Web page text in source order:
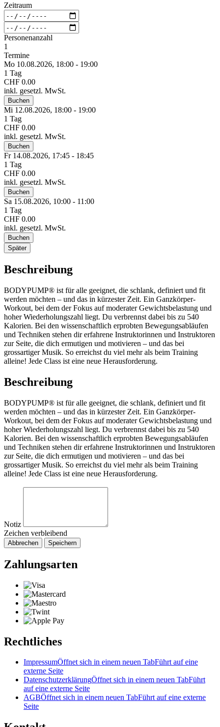
Zeitraum
Personenanzahl
1
Termine
Mo 10.08.2026, 18:00 - 19:00
1 Tag
CHF 0.00
inkl. gesetzl. MwSt.
Buchen
Mi 12.08.2026, 18:00 - 19:00
1 Tag
CHF 0.00
inkl. gesetzl. MwSt.
Buchen
Fr 14.08.2026, 17:45 - 18:45
1 Tag
CHF 0.00
inkl. gesetzl. MwSt.
Buchen
Sa 15.08.2026, 10:00 - 11:00
1 Tag
CHF 0.00
inkl. gesetzl. MwSt.
Buchen
Später
Beschreibung
BODYPUMP® ist für alle geeignet, die schlank, definiert und fit
werden möchten – und das in kürzester Zeit. Ein Ganzkörper-
Workout, bei dem der Fokus auf moderater Gewichtsbelastung und
hoher Wiederholungszahl liegt. Du verbrennst dabei bis zu 540
Kalorien. Bei den wissenschaftlich erprobten Bewegungsabläufen
und Techniken stehen dir erfahrene Instruktorinnen und Instruktoren
zur Seite, die dich ermutigen und motivieren – und das bei
grossartiger Musik. So erreichst du viel mehr als beim Training
alleine! Jede Class ist eine neue Herausforderung.
Beschreibung
BODYPUMP® ist für alle geeignet, die schlank, definiert und fit
werden möchten – und das in kürzester Zeit. Ein Ganzkörper-
Workout, bei dem der Fokus auf moderater Gewichtsbelastung und
hoher Wiederholungszahl liegt. Du verbrennst dabei bis zu 540
Kalorien. Bei den wissenschaftlich erprobten Bewegungsabläufen
und Techniken stehen dir erfahrene Instruktorinnen und Instruktoren
zur Seite, die dich ermutigen und motivieren – und das bei
grossartiger Musik. So erreichst du viel mehr als beim Training
alleine! Jede Class ist eine neue Herausforderung.
Notiz
Zeichen verbleibend
Abbrechen Speichern
Zahlungsarten
Rechtliches
ImpressumÖffnet sich in einem neuen TabFührt auf eine
externe Seite
DatenschutzerklärungÖffnet sich in einem neuen TabFührt
auf eine externe Seite
AGBÖffnet sich in einem neuen TabFührt auf eine externe
Seite